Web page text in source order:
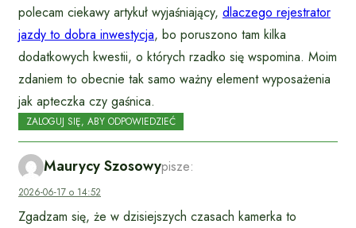
polecam ciekawy artykuł wyjaśniający, dlaczego rejestrator
jazdy to dobra inwestycja, bo poruszono tam kilka
dodatkowych kwestii, o których rzadko się wspomina. Moim
zdaniem to obecnie tak samo ważny element wyposażenia
jak apteczka czy gaśnica.
ZALOGUJ SIĘ, ABY ODPOWIEDZIEĆ
Maurycy Szosowypisze:
2026-06-17 o 14:52
Zgadzam się, że w dzisiejszych czasach kamerka to